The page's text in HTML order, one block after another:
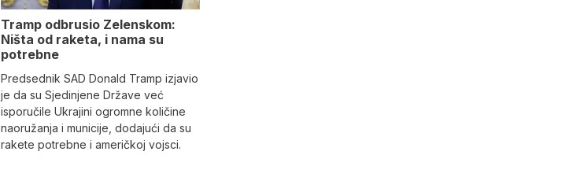
Tramp odbrusio Zelenskom:
Ništa od raketa, i nama su
potrebne
Predsednik SAD Donald Tramp izjavio
je da su Sjedinjene Države već
isporučile Ukrajini ogromne količine
naoružanja i municije, dodajući da su
rakete potrebne i američkoj vojsci.